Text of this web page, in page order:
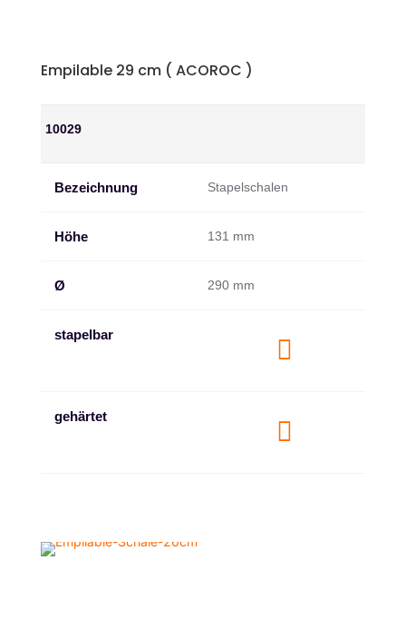
Empilable 29 cm ( ACOROC )
10029
Bezeichnung Stapelschalen
Höhe 131 mm
Ø 290 mm
stapelbar

gehärtet
